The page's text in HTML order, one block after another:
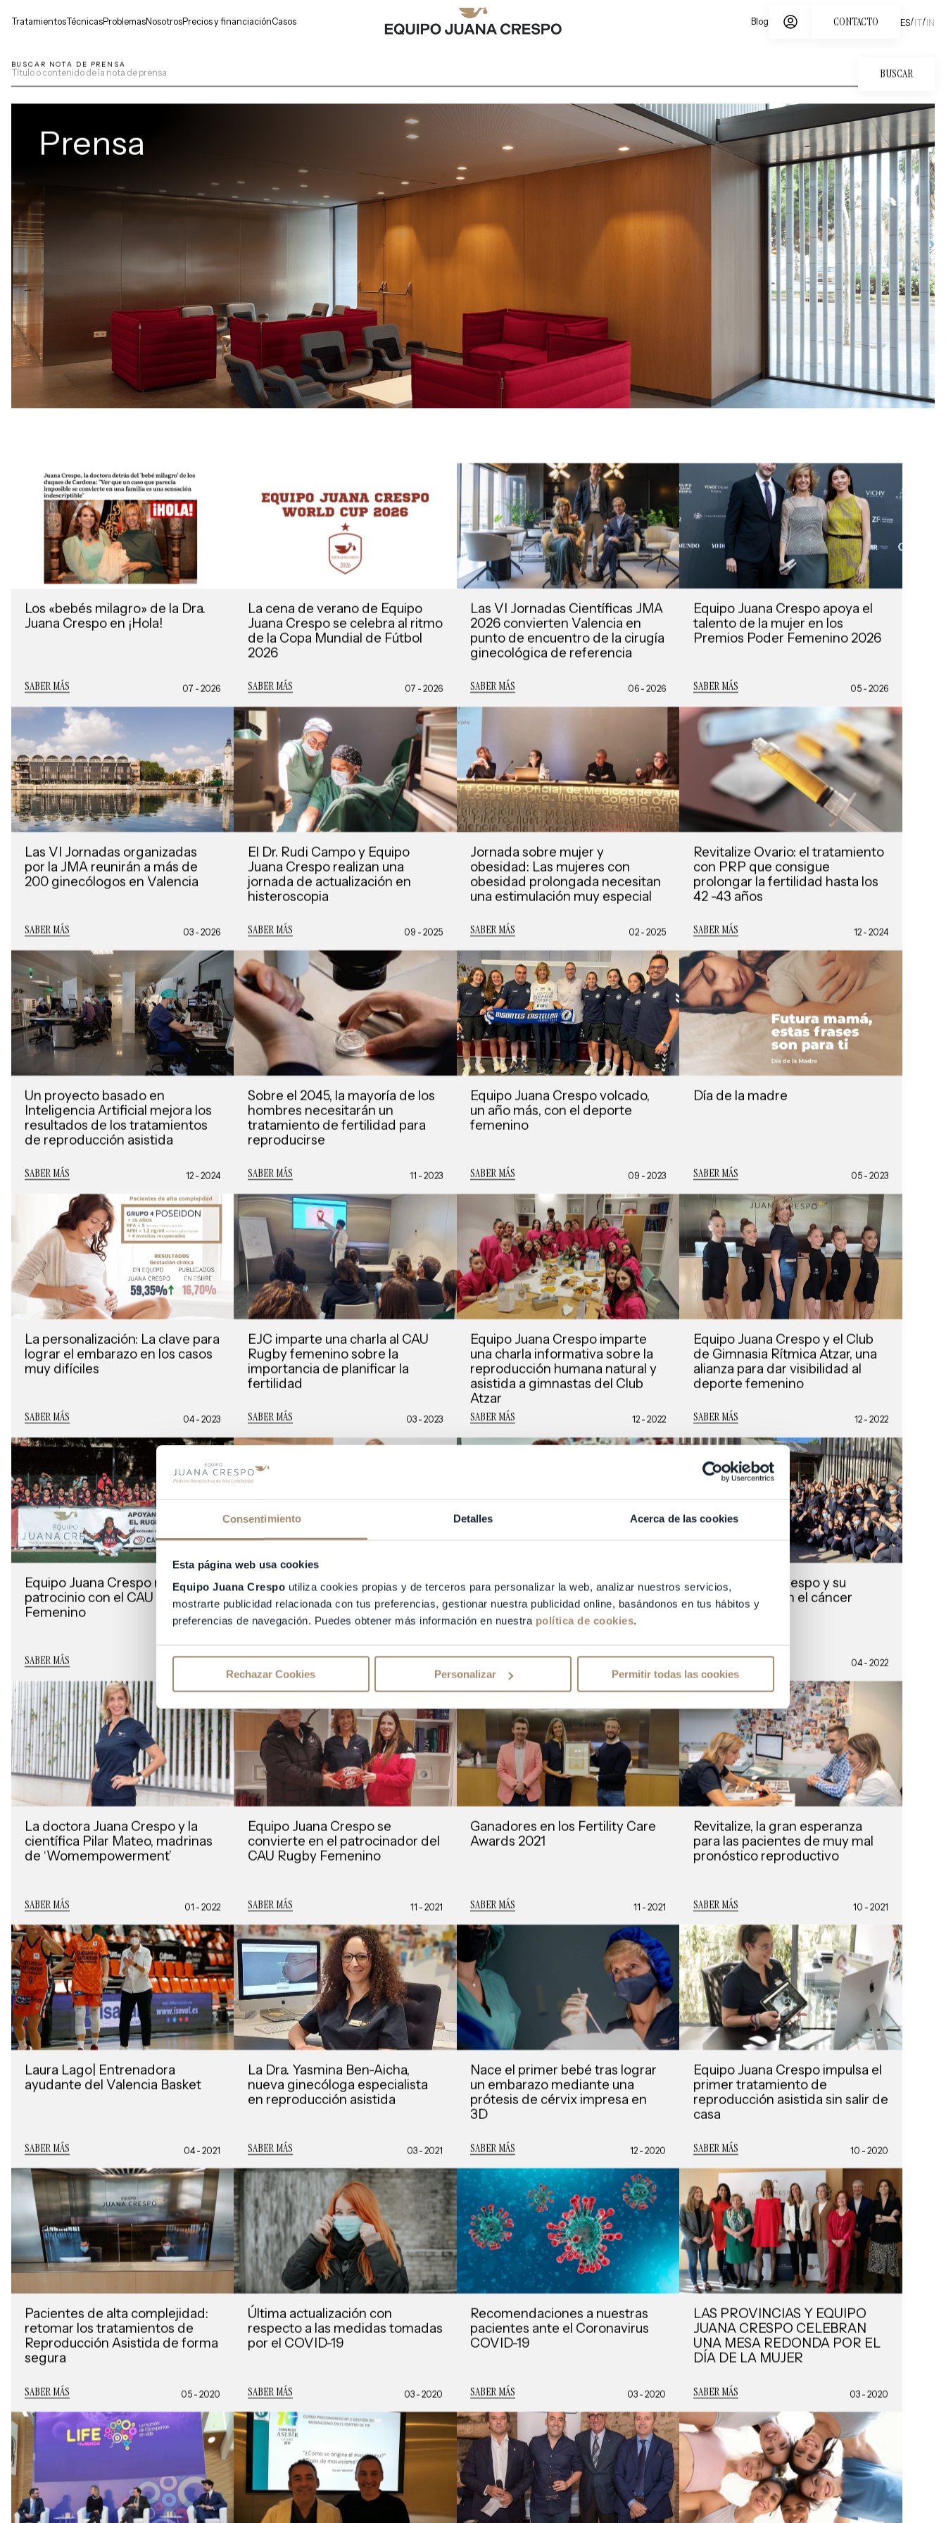
Consentimiento Detalles Acerca de las cookies
Esta página web usa cookies
Equipo Juana Crespo utiliza cookies propias y de terceros para personalizar la web, analizar nuestros servicios,
mostrarte publicidad relacionada con tus preferencias, gestionar nuestra publicidad online, basándonos en tus hábitos y
preferencias de navegación. Puedes obtener más información en nuestra política de cookies.
Rechazar Cookies Personalizar Permitir todas las cookies
TratamientosTécnicasProblemasNosotrosPrecios y financiaciónCasos Blog CONTACTO IN
/
IT
/
ES
BUSCAR NOTA DE PRENSA
BUSCAR
Prensa
Los «bebés milagro» de la Dra.
Juana Crespo en ¡Hola!
SABER MÁS 07 - 2026
La cena de verano de Equipo
Juana Crespo se celebra al ritmo
de la Copa Mundial de Fútbol
2026
SABER MÁS 07 - 2026
Las VI Jornadas Científicas JMA
2026 convierten Valencia en
punto de encuentro de la cirugía
ginecológica de referencia
SABER MÁS 06 - 2026
Equipo Juana Crespo apoya el
talento de la mujer en los
Premios Poder Femenino 2026
SABER MÁS 05 - 2026
Las VI Jornadas organizadas
por la JMA reunirán a más de
200 ginecólogos en Valencia
SABER MÁS 03 - 2026
El Dr. Rudi Campo y Equipo
Juana Crespo realizan una
jornada de actualización en
histeroscopia
SABER MÁS 09 - 2025
Jornada sobre mujer y
obesidad: Las mujeres con
obesidad prolongada necesitan
una estimulación muy especial
SABER MÁS 02 - 2025
Revitalize Ovario: el tratamiento
con PRP que consigue
prolongar la fertilidad hasta los
42 -43 años
SABER MÁS 12 - 2024
Un proyecto basado en
Inteligencia Artificial mejora los
resultados de los tratamientos
de reproducción asistida
SABER MÁS 12 - 2024
Sobre el 2045, la mayoría de los
hombres necesitarán un
tratamiento de fertilidad para
reproducirse
SABER MÁS 11 - 2023
Equipo Juana Crespo volcado,
un año más, con el deporte
femenino
SABER MÁS 09 - 2023
Día de la madre
SABER MÁS 05 - 2023
La personalización: La clave para
lograr el embarazo en los casos
muy difíciles
SABER MÁS 04 - 2023
EJC imparte una charla al CAU
Rugby femenino sobre la
importancia de planificar la
fertilidad
SABER MÁS 03 - 2023
Equipo Juana Crespo imparte
una charla informativa sobre la
reproducción humana natural y
asistida a gimnastas del Club
Atzar
SABER MÁS 12 - 2022
Equipo Juana Crespo y el Club
de Gimnasia Rítmica Atzar, una
alianza para dar visibilidad al
deporte femenino
SABER MÁS 12 - 2022
Equipo Juana Crespo renueva
patrocinio con el CAU Rugby
Femenino
SABER MÁS
“España es un país líder en
tratamientos de RA por sus
altos estándares en calidad
asistencial»
SABER MÁS
“En Equipo Juana Crespo los
casos complejos no son un
problema a evitar, sino un reto a
conseguir”
SABER MÁS
Equipo Juana Crespo y su
compromiso con el cáncer
Infantil
SABER MÁS 04 - 2022
La doctora Juana Crespo y la
científica Pilar Mateo, madrinas
de ‘Womempowerment’
SABER MÁS 01 - 2022
Equipo Juana Crespo se
convierte en el patrocinador del
CAU Rugby Femenino
SABER MÁS 11 - 2021
Ganadores en los Fertility Care
Awards 2021
SABER MÁS 11 - 2021
Revitalize, la gran esperanza
para las pacientes de muy mal
pronóstico reproductivo
SABER MÁS 10 - 2021
Laura Lago| Entrenadora
ayudante del Valencia Basket
SABER MÁS 04 - 2021
La Dra. Yasmina Ben-Aicha,
nueva ginecóloga especialista
en reproducción asistida
SABER MÁS 03 - 2021
Nace el primer bebé tras lograr
un embarazo mediante una
prótesis de cérvix impresa en
3D
SABER MÁS 12 - 2020
Equipo Juana Crespo impulsa el
primer tratamiento de
reproducción asistida sin salir de
casa
SABER MÁS 10 - 2020
Pacientes de alta complejidad:
retomar los tratamientos de
Reproducción Asistida de forma
segura
SABER MÁS 05 - 2020
Última actualización con
respecto a las medidas tomadas
por el COVID-19
SABER MÁS 03 - 2020
Recomendaciones a nuestras
pacientes ante el Coronavirus
COVID-19
SABER MÁS 03 - 2020
LAS PROVINCIAS Y EQUIPO
JUANA CRESPO CELEBRAN
UNA MESA REDONDA POR EL
DÍA DE LA MUJER
SABER MÁS 03 - 2020